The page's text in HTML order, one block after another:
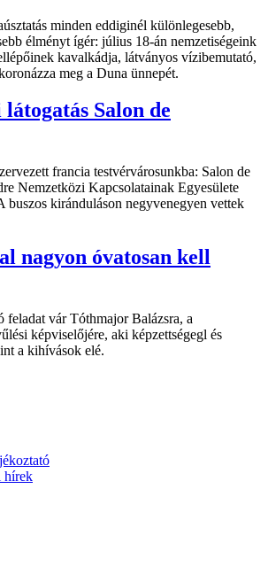
minden eddiginél különlegesebb,
élményt ígér: július 18-án nemzetiségeink
kavalkádja, látványos vízibemutató,
meg a Duna ünnepét.
Salon de
francia testvérvárosunkba: Salon de
Nemzetközi Kapcsolatainak Egyesülete
buszos kiránduláson negyvenegyen vettek
nagyon óvatosan kell
feladat vár Tóthmajor Balázsra, a
képviselőjére, aki képzettségegl és
a kihívások elé.
hírek